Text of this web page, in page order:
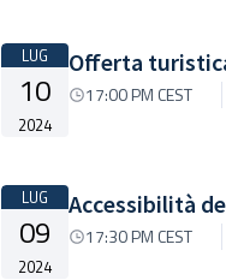
LUG
10
2024
Offerta
17:00 PM CEST
LUG
09
2024
Accessibilità
17:30 PM CEST